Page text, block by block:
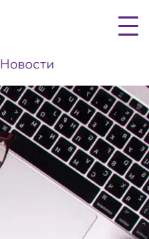
Новости